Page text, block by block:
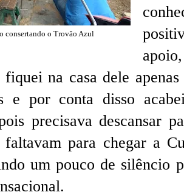
consertando o Trovão Azul
fiquei na casa dele
e por conta disso
precisava descansar
faltavam para chegar a
um pouco de silêncio